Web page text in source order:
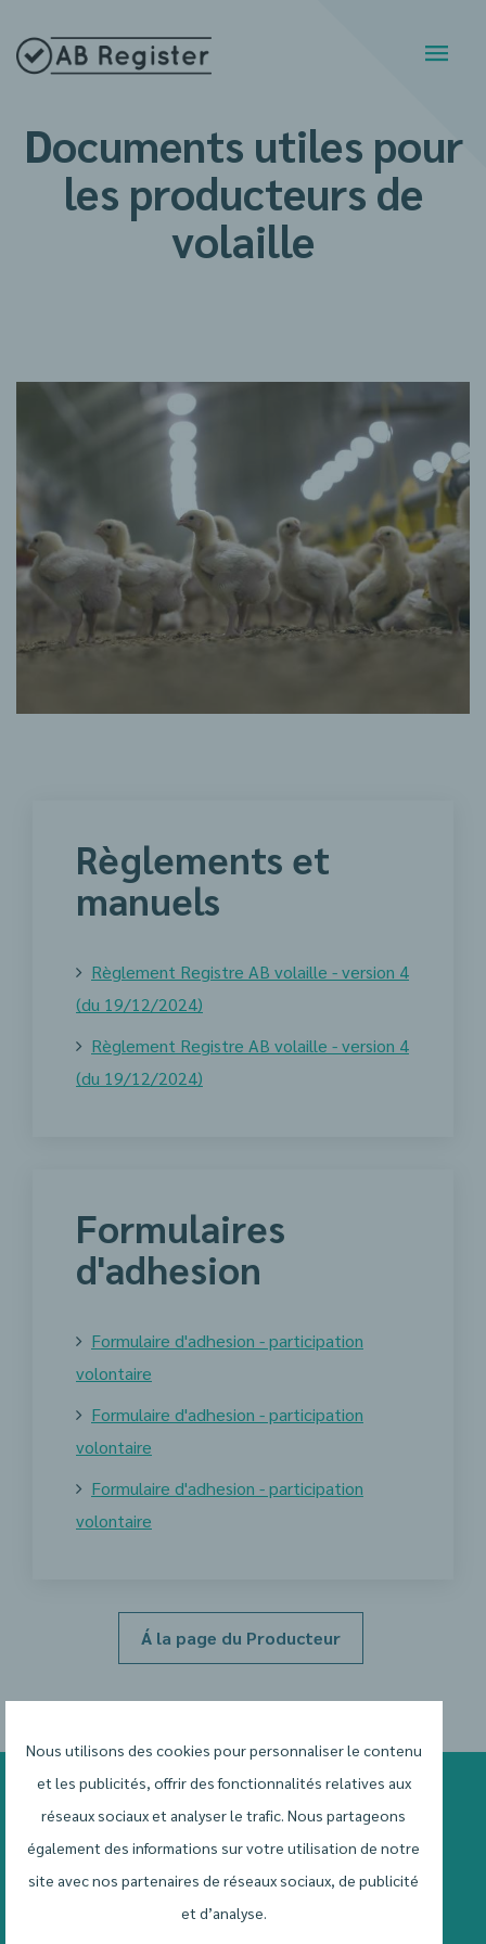
Documents utiles pour
les producteurs de
volaille
Règlements et
manuels
Règlement Registre AB volaille - version 4
(du 19/12/2024)
Règlement Registre AB volaille - version 4
(du 19/12/2024)
Formulaires
d'adhesion
Formulaire d'adhesion - participation
volontaire
Formulaire d'adhesion - participation
volontaire
Formulaire d'adhesion - participation
volontaire
Á la page du Producteur
Restez informé
Nous utilisons des cookies pour personnaliser le contenu
et les publicités, offrir des fonctionnalités relatives aux
réseaux sociaux et analyser le trafic. Nous partageons
également des informations sur votre utilisation de notre
site avec nos partenaires de réseaux sociaux, de publicité
et d’analyse.